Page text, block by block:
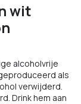
wit
alcoholvrije
als
verwijderd.
Drink hem aan